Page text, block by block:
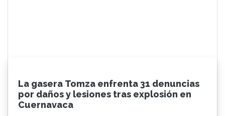
La gasera Tomza enfrenta 31 denuncias
por daños y lesiones tras explosión en
Cuernavaca